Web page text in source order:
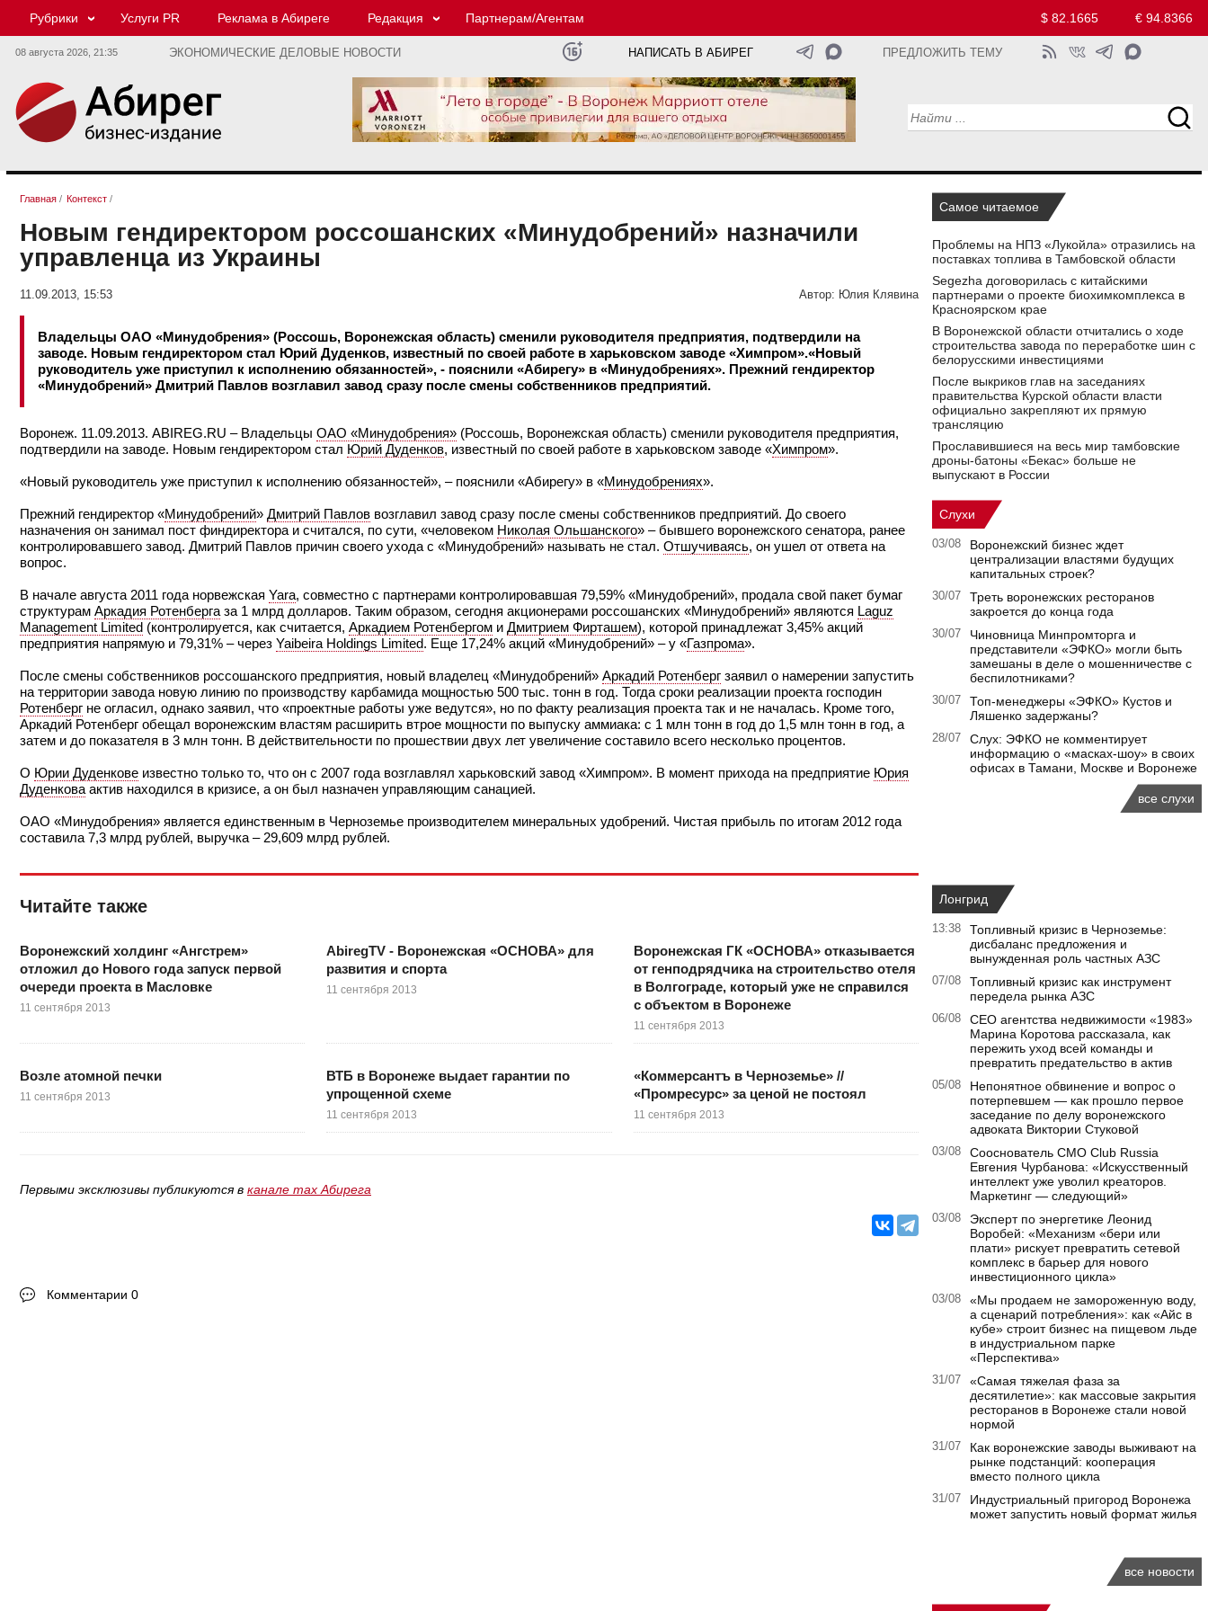
Рубрики Услуги PR Реклама в Абиреге Редакция Партнерам/Агентам $ 82.1665 € 94.8366
08 августа 2026, 21:35 ЭКОНОМИЧЕСКИЕ ДЕЛОВЫЕ НОВОСТИ НАПИСАТЬ В АБИРЕГ ПРЕДЛОЖИТЬ ТЕМУ
Главная / Контекст /
Новым гендиректором россошанских «Минудобрений» назначили
управленца из Украины
11.09.2013, 15:53 Автор: Юлия Клявина
Владельцы ОАО «Минудобрения» (Россошь, Воронежская область) сменили руководителя предприятия, подтвердили на
заводе. Новым гендиректором стал Юрий Дуденков, известный по своей работе в харьковском заводе «Химпром».«Новый
руководитель уже приступил к исполнению обязанностей», - пояснили «Абирегу» в «Минудобрениях». Прежний гендиректор
«Минудобрений» Дмитрий Павлов возглавил завод сразу после смены собственников предприятий.
Воронеж. 11.09.2013. ABIREG.RU – Владельцы ОАО «Минудобрения» (Россошь, Воронежская область) сменили руководителя предприятия,
подтвердили на заводе. Новым гендиректором стал Юрий Дуденков, известный по своей работе в харьковском заводе «Химпром».
«Новый руководитель уже приступил к исполнению обязанностей», – пояснили «Абирегу» в «Минудобрениях».
Прежний гендиректор «Минудобрений» Дмитрий Павлов возглавил завод сразу после смены собственников предприятий. До своего
назначения он занимал пост финдиректора и считался, по сути, «человеком Николая Ольшанского» – бывшего воронежского сенатора, ранее
контролировавшего завод. Дмитрий Павлов причин своего ухода с «Минудобрений» называть не стал. Отшучиваясь, он ушел от ответа на
вопрос.
В начале августа 2011 года норвежская Yara, совместно с партнерами контролировавшая 79,59% «Минудобрений», продала свой пакет бумаг
структурам Аркадия Ротенберга за 1 млрд долларов. Таким образом, сегодня акционерами россошанских «Минудобрений» являются Laguz
Management Limited (контролируется, как считается, Аркадием Ротенбергом и Дмитрием Фирташем), которой принадлежат 3,45% акций
предприятия напрямую и 79,31% – через Yaibeira Holdings Limited. Еще 17,24% акций «Минудобрений» – у «Газпрома».
После смены собственников россошанского предприятия, новый владелец «Минудобрений» Аркадий Ротенберг заявил о намерении запустить
на территории завода новую линию по производству карбамида мощностью 500 тыс. тонн в год. Тогда сроки реализации проекта господин
Ротенберг не огласил, однако заявил, что «проектные работы уже ведутся», но по факту реализация проекта так и не началась. Кроме того,
Аркадий Ротенберг обещал воронежским властям расширить втрое мощности по выпуску аммиака: с 1 млн тонн в год до 1,5 млн тонн в год, а
затем и до показателя в 3 млн тонн. В действительности по прошествии двух лет увеличение составило всего несколько процентов.
О Юрии Дуденкове известно только то, что он с 2007 года возглавлял харьковский завод «Химпром». В момент прихода на предприятие Юрия
Дуденкова актив находился в кризисе, а он был назначен управляющим санацией.
ОАО «Минудобрения» является единственным в Черноземье производителем минеральных удобрений. Чистая прибыль по итогам 2012 года
составила 7,3 млрд рублей, выручка – 29,609 млрд рублей.
Читайте также
Воронежский холдинг «Ангстрем»
отложил до Нового года запуск первой
очереди проекта в Масловке
11 сентября 2013
AbiregTV - Воронежская «ОСНОВА» для
развития и спорта
11 сентября 2013
Воронежская ГК «ОСНОВА» отказывается
от генподрядчика на строительство отеля
в Волгограде, который уже не справился
с объектом в Воронеже
11 сентября 2013
Возле атомной печки
11 сентября 2013
ВТБ в Воронеже выдает гарантии по
упрощенной схеме
11 сентября 2013
«Коммерсантъ в Черноземье» //
«Промресурс» за ценой не постоял
11 сентября 2013
Первыми эксклюзивы публикуются в канале max Абирега
Комментарии 0
Самое читаемое
Проблемы на НПЗ «Лукойла» отразились на
поставках топлива в Тамбовской области
Segezha договорилась с китайскими
партнерами о проекте биохимкомплекса в
Красноярском крае
В Воронежской области отчитались о ходе
строительства завода по переработке шин с
белорусскими инвестициями
После выкриков глав на заседаниях
правительства Курской области власти
официально закрепляют их прямую
трансляцию
Прославившиеся на весь мир тамбовские
дроны-батоны «Бекас» больше не
выпускают в России
Слухи
03/08
Воронежский бизнес ждет
централизации властями будущих
капитальных строек?
30/07
Треть воронежских ресторанов
закроется до конца года
30/07
Чиновница Минпромторга и
представители «ЭФКО» могли быть
замешаны в деле о мошенничестве с
беспилотниками?
30/07
Топ-менеджеры «ЭФКО» Кустов и
Ляшенко задержаны?
28/07
Слух: ЭФКО не комментирует
информацию о «масках-шоу» в своих
офисах в Тамани, Москве и Воронеже
все слухи
Лонгрид
13:38
Топливный кризис в Черноземье:
дисбаланс предложения и
вынужденная роль частных АЗС
07/08
Топливный кризис как инструмент
передела рынка АЗС
06/08
CEO агентства недвижимости «1983»
Марина Коротова рассказала, как
пережить уход всей команды и
превратить предательство в актив
05/08
Непонятное обвинение и вопрос о
потерпевшем — как прошло первое
заседание по делу воронежского
адвоката Виктории Стуковой
03/08
Сооснователь CMO Club Russia
Евгения Чурбанова: «Искусственный
интеллект уже уволил креаторов.
Маркетинг — следующий»
03/08
Эксперт по энергетике Леонид
Воробей: «Механизм «бери или
плати» рискует превратить сетевой
комплекс в барьер для нового
инвестиционного цикла»
03/08
«Мы продаем не замороженную воду,
а сценарий потребления»: как «Айс в
кубе» строит бизнес на пищевом льде
в индустриальном парке
«Перспектива»
31/07
«Самая тяжелая фаза за
десятилетие»: как массовые закрытия
ресторанов в Воронеже стали новой
нормой
31/07
Как воронежские заводы выживают на
рынке подстанций: кооперация
вместо полного цикла
31/07
Индустриальный пригород Воронежа
может запустить новый формат жилья
все новости